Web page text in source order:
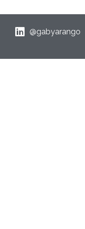
@gabyarango